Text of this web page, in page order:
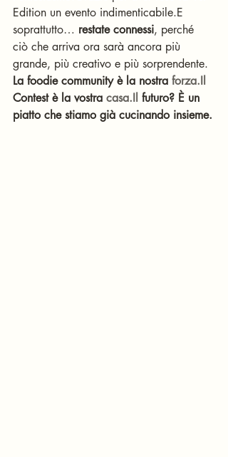
Edition un evento indimenticabile.E
soprattutto… restate connessi, perché
ciò che arriva ora sarà ancora più
grande, più creativo e più sorprendente.
La foodie community è la nostra forza.Il
Contest è la vostra casa.Il futuro? È un
piatto che stiamo già cucinando insieme.